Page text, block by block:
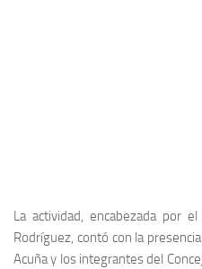
La actividad, encabezada por
Rodríguez, contó con la
Acuña y los integrantes del